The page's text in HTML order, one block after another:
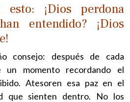
esto: ¡Dios perdona
entendido? ¡Dios
consejo: después de cada
un momento recordando el
Atesoren esa paz en el
que sienten dentro. No los